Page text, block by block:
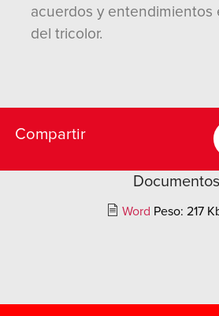
acuerdos y entendimientos
del tricolor.
Compartir
Documentos
Word Peso: 217